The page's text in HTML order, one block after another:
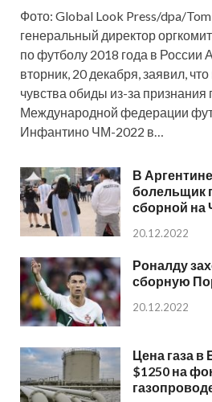
Фото: Global Look Press/dpa/
генеральный директор
по футболу 2018 года в России
вторник, 20 декабря, заявил,
чувства обиды из-за признания
Международной федерации
Инфантино ЧМ-2022 в…
В
болельщик
сборной на
20.12.2022
Роналду
сборную
20.12.2022
Цена газа
$1250 на